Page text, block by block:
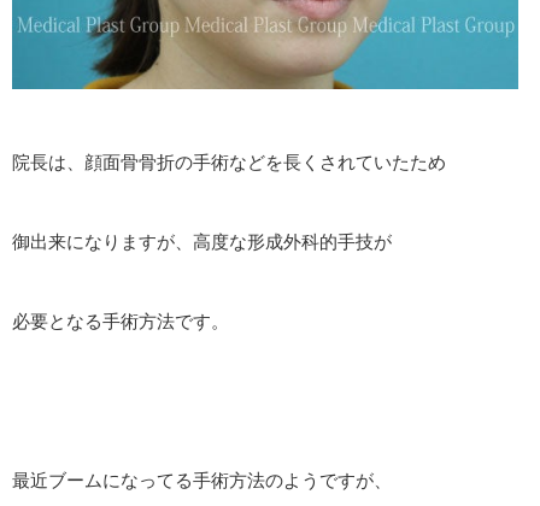
院長は、顔面骨骨折の手術などを長くされていたため
御出来になりますが、高度な形成外科的手技が
必要となる手術方法です。
最近ブームになってる手術方法のようですが、